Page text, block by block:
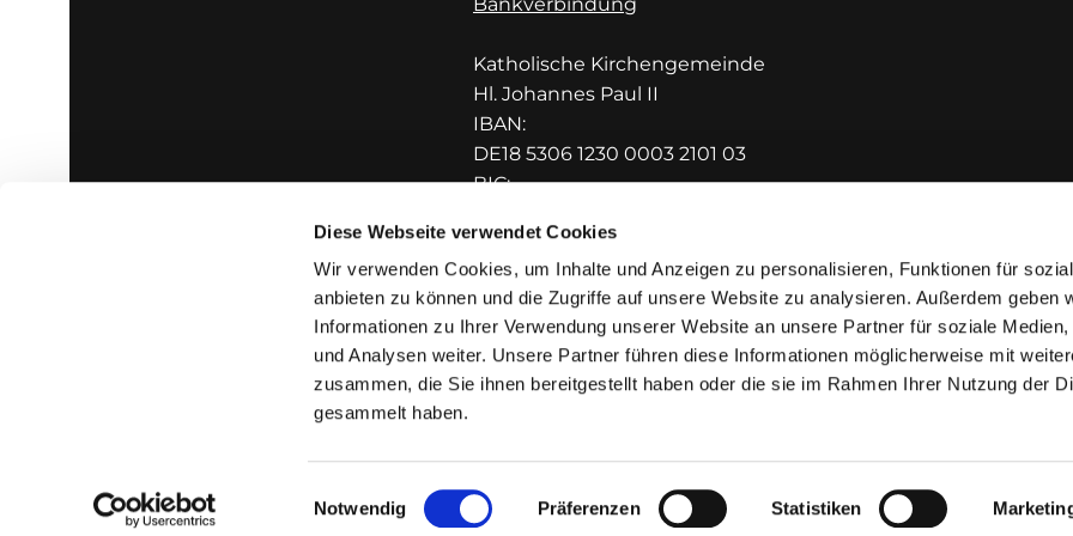
Diese Webseite verwendet Cookies
Wir verwenden Cookies, um Inhalte und Anzeigen zu personalisieren, Funktionen für
anbieten zu können und die Zugriffe auf unsere Website zu analysieren. Außerdem geben
Informationen zu Ihrer Verwendung unserer Website an unsere Partner für soziale Medien,
und Analysen weiter. Unsere Partner führen diese Informationen möglicherweise mit
zusammen, die Sie ihnen bereitgestellt haben oder die sie im Rahmen Ihrer Nutzung der
gesammelt haben.
Einwilligungsauswahl
Notwendig Präferenzen Statistiken
Katholische Kirchengemeinde
Hl. Johannes Paul II
IBAN:
DE18 5306 1230 0003 2101 03
BIC:
Impressum Datenschutzerklärung ChurchDesk-